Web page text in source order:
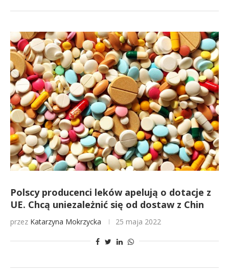
Polscy producenci leków apelują o dotacje z
UE. Chcą uniezależnić się od dostaw z Chin
przez Katarzyna Mokrzycka 25 maja 2022